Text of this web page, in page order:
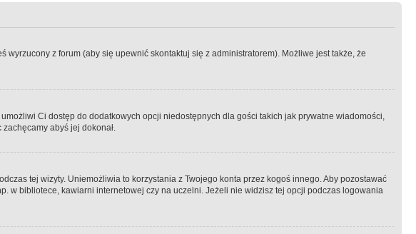
wyrzucony z forum (aby się upewnić skontaktuj się z administratorem). Możliwe jest także, że
Ci dostęp do dodatkowych opcji niedostępnych dla gości takich jak prywatne wiadomości,
abyś jej dokonał.
tej wizyty. Uniemożliwia to korzystania z Twojego konta przez kogoś innego. Aby pozostawać
w bibliotece, kawiarni internetowej czy na uczelni. Jeżeli nie widzisz tej opcji podczas logowania